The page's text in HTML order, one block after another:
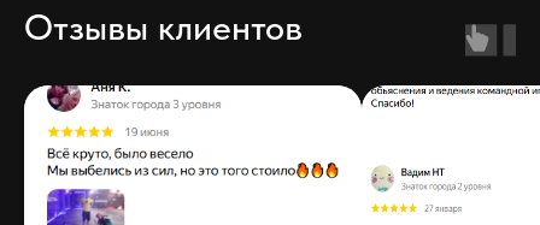
Отзывы клиентов